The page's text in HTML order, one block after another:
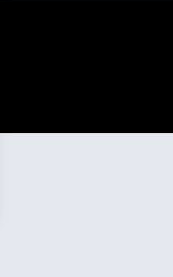
מוניטין לספורטאים